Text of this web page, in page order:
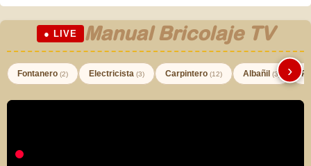
● LIVE Manual Bricolaje TV
Fontanero (2) Electricista (3) Carpintero (12) Albañil (3) ›